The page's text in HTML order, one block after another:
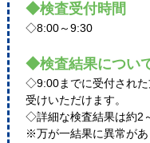
◆検査受付時間
◇8:00～9:30
◆検査結果につい
◇9:00までに受付された
受けいただけます。
◇詳細な検査結果は約2
※万が一結果に異常が